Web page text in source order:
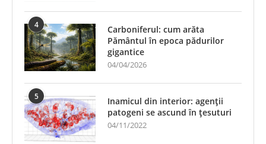
4
Carboniferul: cum arăta
Pământul în epoca pădurilor
gigantice
04/04/2026
5
Inamicul din interior: agenții
patogeni se ascund în țesuturi
04/11/2022